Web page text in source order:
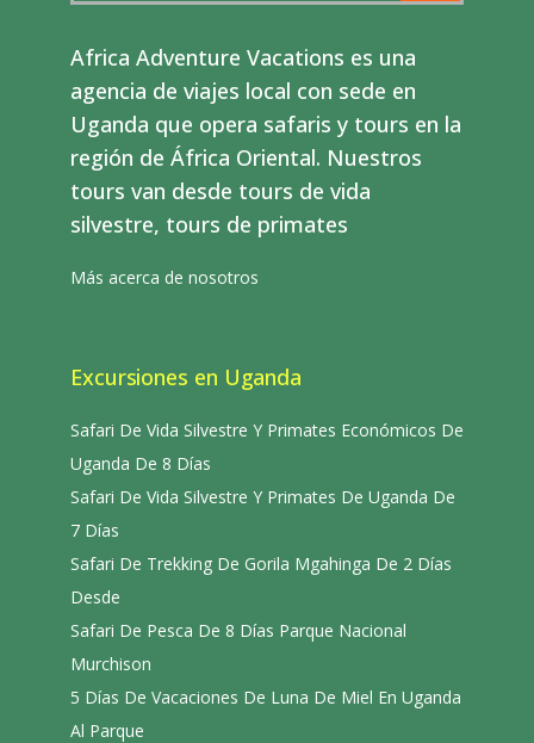
Africa Adventure Vacations es una
agencia de viajes local con sede en
Uganda que opera safaris y tours en la
región de África Oriental. Nuestros
tours van desde tours de vida
silvestre, tours de primates
Más acerca de nosotros
Excursiones en Uganda
Safari De Vida Silvestre Y Primates Económicos De
Uganda De 8 Días
Safari De Vida Silvestre Y Primates De Uganda De
7 Días
Safari De Trekking De Gorila Mgahinga De 2 Días
Desde
Safari De Pesca De 8 Días Parque Nacional
Murchison
5 Días De Vacaciones De Luna De Miel En Uganda
Al Parque